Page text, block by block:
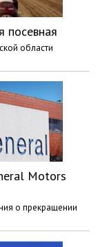
посевная
области
Motors
о прекращении